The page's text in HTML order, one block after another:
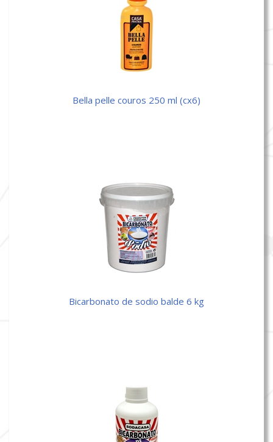
bella pelle couros 250 ml (cx6)
bicarbonato de sodio balde 6 kg